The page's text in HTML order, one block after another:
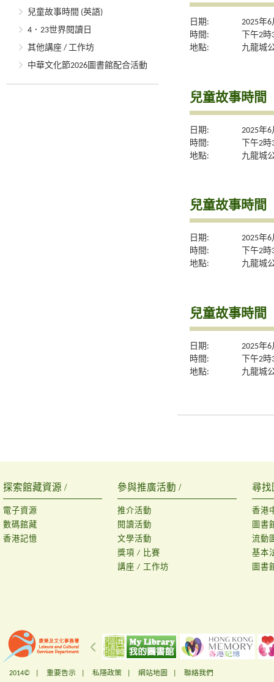
兒童故事時間 (英語)
4．23世界閱讀日
其他講座 / 工作坊
中華文化節2026圖書館配合活動
日期:
2025年
時間:
下午2
地點:
九龍城
兒童故事時間
日期:
2025年
時間:
下午2
地點:
九龍城
兒童故事時間
日期:
2025年
時間:
下午2
地點:
九龍城
兒童故事時間
日期:
2025年
時間:
下午2
地點:
九龍城
探索館藏資源 /
電子資源
數碼館藏
香港記憶
參與推廣活動 /
推介活動
閱讀活動
文學活動
獎項 / 比賽
講座 / 工作坊
尋找
香港
圖書
流動
基本
圖書
2014© | 重要告示 私隱政策 網站地圖 聯絡我們